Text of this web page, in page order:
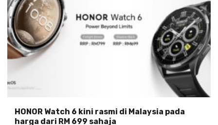
HONOR Watch 6 kini rasmi di Malaysia pada
harga dari RM 699 sahaja